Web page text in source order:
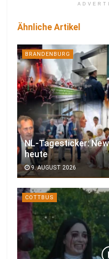
Ähnliche Artikel
BRANDENBURG
NL-Tagesticker:
heute
9. AUGUST 2026
COTTBUS